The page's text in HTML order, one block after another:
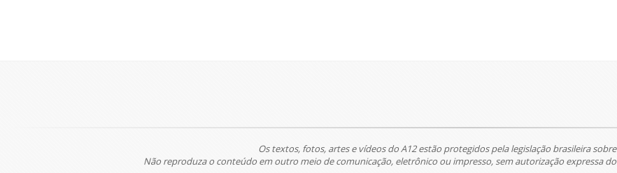
Os textos, fotos, artes e vídeos do A12 estão protegidos pela legislação brasileira
Não reproduza o conteúdo em outro meio de comunicação, eletrônico ou impresso, sem autorização expressa